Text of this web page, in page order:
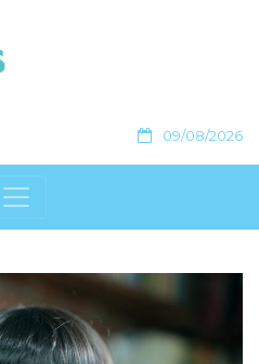
09/08/2026